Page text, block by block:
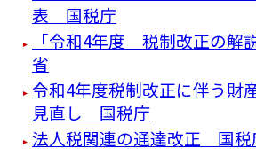
表 国税庁
「令和4年度 税制改正の
省
令和4年度税制改正に伴う財
見直し 国税庁
法人税関連の通達改正 国税